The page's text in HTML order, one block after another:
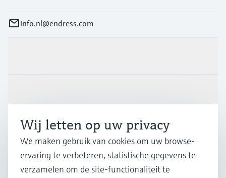
info.nl@endress.com
Support
Bedrijf
Wij letten op uw privacy
We maken gebruik van cookies om uw browse-
ervaring te verbeteren, statistische gegevens te
verzamelen om de site-functionaliteit te